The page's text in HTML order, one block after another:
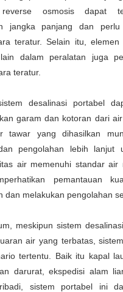
osmosis dapat
jangka panjang dan
teratur. Selain itu, elemen
dalam peralatan juga
teratur.
desalinasi portabel
garam dan kotoran dari
tawar yang dihasilkan
pengolahan lebih lanjut
air memenuhi standar air
pemantauan
dan melakukan pengolahan
meskipun sistem
air yang terbatas,
tertentu. Baik itu kapal
darurat, ekspedisi alam
sistem portabel ini